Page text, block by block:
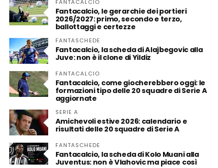
FANTACALCIO
Fantacalcio, le gerarchie dei portieri
2026/2027: primo, secondo e terzo,
ballottaggi e certezze
FANTASCHEDE
Fantacalcio, la scheda di Alajbegovic alla
Juve: non è il clone di Yildiz
FANTACALCIO
Fantacalcio, come giocherebbero oggi: le
formazioni tipo delle 20 squadre di Serie A
aggiornate
SERIE A
Amichevoli estive 2026: calendario e
risultati delle 20 squadre di Serie A
FANTASCHEDE
Fantacalcio, la scheda di Kolo Muani alla
Juventus: non è Vlahovic ma piace così